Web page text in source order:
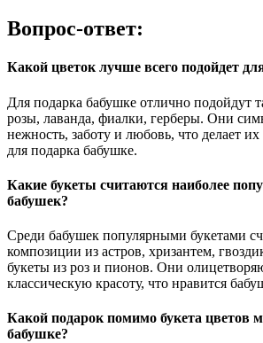
Вопрос-ответ:
Какой цветок лучше всего подойдет
Для подарка бабушке отлично подойдут
розы, лаванда, фиалки, герберы. Они
нежность, заботу и любовь, что делает
для подарка бабушке.
Какие букеты считаются наиболее
бабушек?
Среди бабушек популярными букетами
композиции из астров, хризантем,
букеты из роз и пионов. Они
классическую красоту, что нравится
Какой подарок помимо букета цветов
бабушке?